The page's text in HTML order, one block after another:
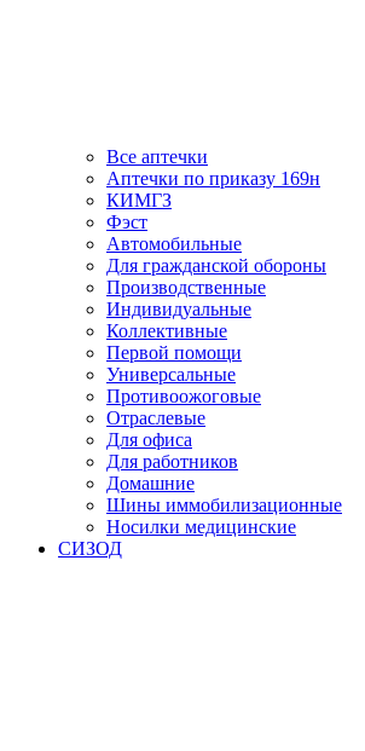
Все аптечки
Аптечки по приказу 169н
КИМГЗ
Фэст
Автомобильные
Для гражданской обороны
Производственные
Индивидуальные
Коллективные
Первой помощи
Универсальные
Противоожоговые
Отраслевые
Для офиса
Для работников
Домашние
Шины иммобилизационные
Носилки медицинские
СИЗОД